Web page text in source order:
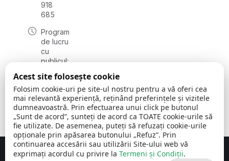
918
685
Program
de lucru
cu
publicul:
08:00 -
16:30
, vineri:
08:00 -
14:00
Concept realizat de Big Media Relații Publice SRL
Acest site folosește cookie
Folosim cookie-uri pe site-ul nostru pentru a vă oferi cea
mai relevantă experiență, reținând preferințele și vizitele
dumneavoastră. Prin efectuarea unui click pe butonul
„Sunt de acord”, sunteți de acord ca TOATE cookie-urile să
fie utilizate. De asemenea, puteți să refuzați cookie-urile
opționale prin apăsarea butonului „Refuz”. Prin
continuarea accesării sau utilizării Site-ului web vă
exprimați acordul cu privire la Termeni și Condiții.